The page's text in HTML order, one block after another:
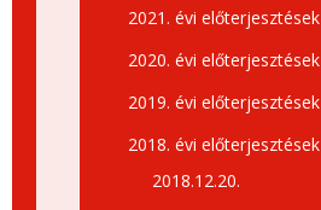
2021. évi előterjesztések
2020. évi előterjesztések
2019. évi előterjesztések
2018. évi előterjesztések
2018.12.20.